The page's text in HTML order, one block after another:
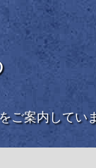
ご案内してい